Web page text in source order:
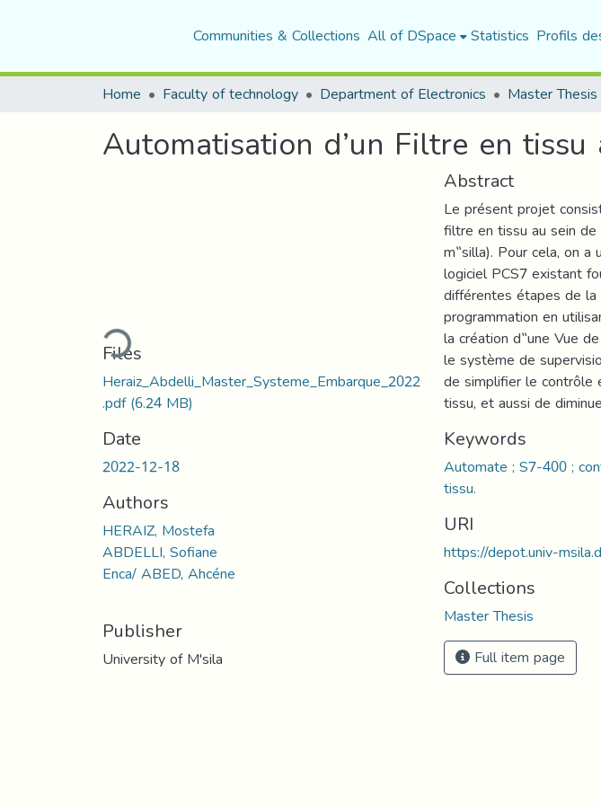
Communities & Collections All of DSpace Statistics Profils
Home Faculty of technology Department of Electronics Master Thesis
Automatisation d’un Filtre en
Loading...
Files
Heraiz_Abdelli_Master_Systeme_Embarque_2022
.pdf(6.24 MB)
Date
2022-12-18
Authors
HERAIZ, Mostefa
ABDELLI, Sofiane
Enca/ ABED, Ahcéne
Publisher
University of M'sila
Abstract
Le présent projet
filtre en tissu au sein
m‟silla). Pour cela, on
logiciel PCS7 existant
différentes étapes de
programmation en
la création d‟une Vue
le système de
de simplifier le
tissu, et aussi de
Keywords
Automate ; S7-400 ;
tissu.
URI
https://depot.univ-
Collections
Master Thesis
Full item page